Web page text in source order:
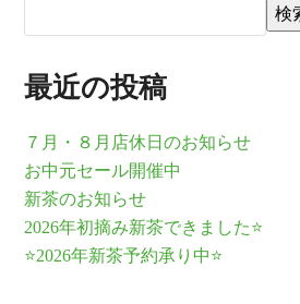
検
最近の投稿
７月・８月店休日のお知らせ
お中元セール開催中
新茶のお知らせ
2026年初摘み新茶できました⭐
⭐2026年新茶予約承り中⭐